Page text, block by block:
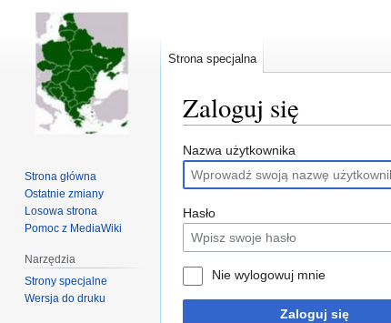
Zaloguj się
Przejdź
do
nawigacji
Przejdź
do
wyszukiwania
Nazwa użytkownika
Hasło
Nie wylogowuj mnie
Zaloguj się
Strona specjalna
Strona główna
Ostatnie zmiany
Losowa strona
Pomoc z MediaWiki
Narzędzia
Strony specjalne
Wersja do druku